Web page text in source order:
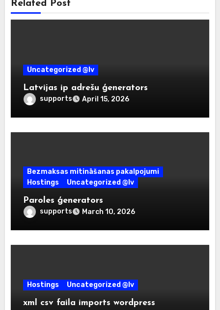
Related Post
Uncategorized @lv
Latvijas ip adrešu ģenerators
supports April 15, 2026
Bezmaksas mitināšanas pakalpojumi
Hostings
Uncategorized @lv
Paroles ģenerators
supports March 10, 2026
Hostings Uncategorized @lv
xml csv faila imports wordpress